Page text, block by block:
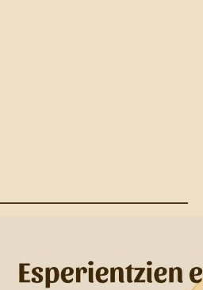
Pribilegio